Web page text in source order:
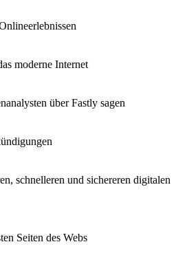
moderne Internet
über Fastly sagen
schnelleren und sichereren digitalen
Seiten des Webs